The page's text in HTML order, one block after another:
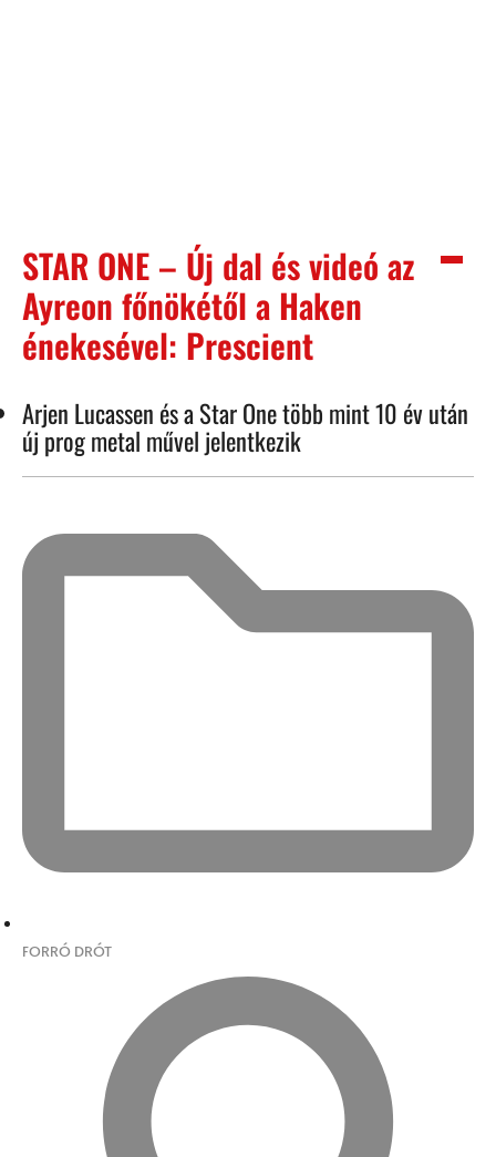
STAR ONE – Új dal és videó az
Ayreon főnökétől a Haken
énekesével: Prescient
Arjen Lucassen és a Star One több mint 10 év után
új prog metal művel jelentkezik
FORRÓ DRÓT